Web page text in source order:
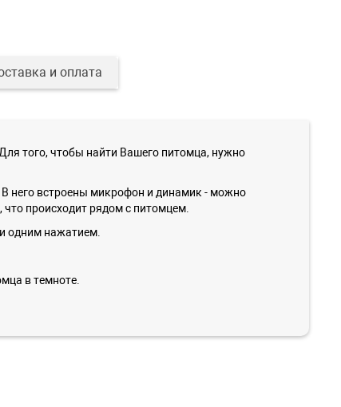
и оплата
того, чтобы найти Вашего питомца, нужно
него встроены микрофон и динамик - можно
происходит рядом с питомцем.
одним нажатием.
в темноте.